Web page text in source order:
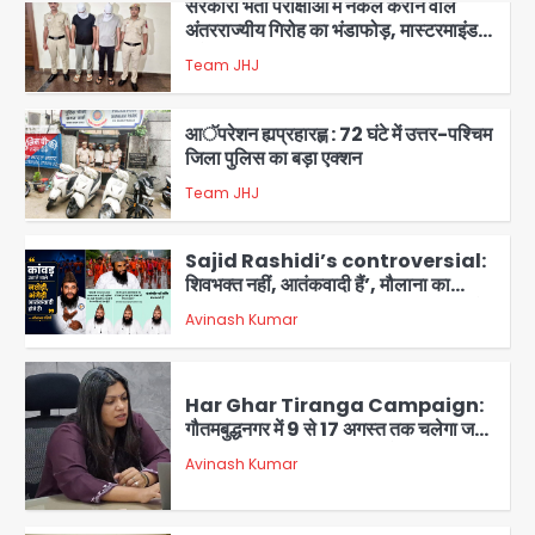
3
सरकारी भर्ती परीक्षाओं में नकल कराने वाले
अंतरराज्यीय गिरोह का भंडाफोड़, मास्टरमाइंड
समेत 7 गिरफ्तार
Team JHJ
4
आॅपरेशन ह्यप्रहारह्ण : 72 घंटे में उत्तर-पश्चिम
जिला पुलिस का बड़ा एक्शन
Team JHJ
5
Sajid Rashidi’s controversial:
शिवभक्त नहीं, आतंकवादी हैं’, मौलाना का
कांवड़ियों पर विवादित बयान, BJP विधायक ने
कराई FIR, NSA की मांग
Avinash Kumar
1
Har Ghar Tiranga Campaign:
गौतमबुद्धनगर में 9 से 17 अगस्त तक चलेगा जन-
जागरूकता महाअभियान, डीएम ने की समीक्षा
बैठक
Avinash Kumar